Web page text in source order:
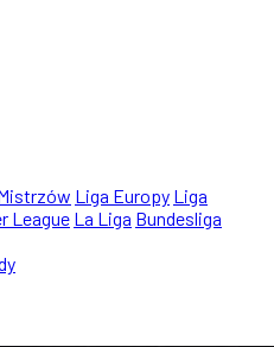
Liga Europy Liga
League La Liga Bundesliga